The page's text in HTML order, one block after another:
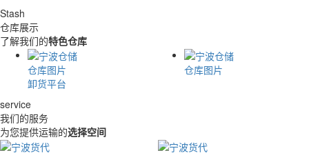
Stash
仓库展示
了解我们的特色仓库
仓库图片
卸货平台
仓库图片
service
我们的服务
为您提供运输的选择空间